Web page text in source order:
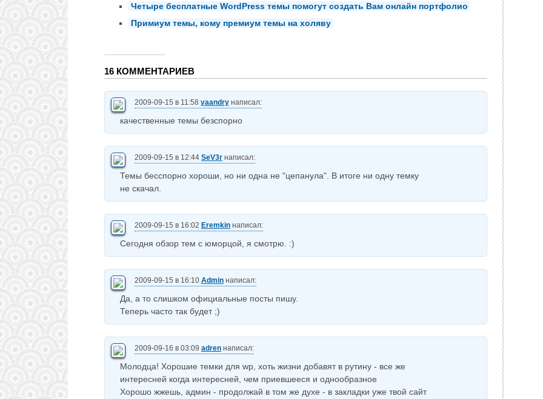
Четыре бесплатные WordPress темы помогут создать Вам онлайн портфолио
Примиум темы, кому премиум темы на холяву
16 КОММЕНТАРИЕВ
2009-09-15 в 11:58 yaandry написал:
качественные темы безспорно
2009-09-15 в 12:44 SeV3r написал:
Темы бесспорно хороши, но ни одна не "цепанула". В итоге ни одну темку
не скачал.
2009-09-15 в 16:02 Eremkin написал:
Сегодня обзор тем с юморцой, я смотрю. :)
2009-09-15 в 16:10 Admin написал:
Да, а то слишком официальные посты пишу.
Теперь часто так будет ;)
2009-09-16 в 03:09 adren написал:
Молодца! Хорошие темки для wp, хоть жизни добавят в рутину - все же
интересней когда интересней, чем приевшееся и однообразное
Хорошо жжешь, админ - продолжай в том же духе - в закладки уже твой сайт